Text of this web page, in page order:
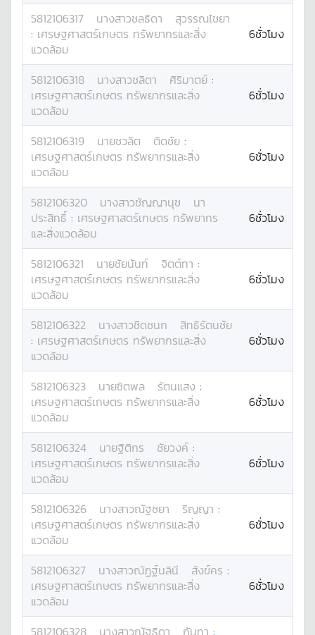
5812106317 นางสาวชลธิดา
สุวรรณไชยา
: เศรษฐศาสตร์เกษตร ทรัพยากรและสิ่ง
แวดล้อม
6ชั่วโมง
5812106318 นางสาวชลิตา ศิริมาตย์ :
เศรษฐศาสตร์เกษตร ทรัพยากรและสิ่ง
แวดล้อม
6ชั่วโมง
5812106319 นายชวลิต ติดชัย :
เศรษฐศาสตร์เกษตร ทรัพยากรและสิ่ง
แวดล้อม
6ชั่วโมง
5812106320 นางสาวชัญญานุช
นา
ประสิทธิ์ : เศรษฐศาสตร์เกษตร ทรัพยากร
และสิ่งแวดล้อม
6ชั่วโมง
5812106321 นายชัยนันท์ จิตต์ทา :
เศรษฐศาสตร์เกษตร ทรัพยากรและสิ่ง
แวดล้อม
6ชั่วโมง
5812106322 นางสาวชิดชนก
สิทธิรัตนชัย
: เศรษฐศาสตร์เกษตร ทรัพยากรและสิ่ง
แวดล้อม
6ชั่วโมง
5812106323 นายชิตพล รัตนแสง :
เศรษฐศาสตร์เกษตร ทรัพยากรและสิ่ง
แวดล้อม
6ชั่วโมง
5812106324 นายฐิติกร ชัยวงค์ :
เศรษฐศาสตร์เกษตร ทรัพยากรและสิ่ง
แวดล้อม
6ชั่วโมง
5812106326 นางสาวณัฐชยา ริญญา :
เศรษฐศาสตร์เกษตร ทรัพยากรและสิ่ง
แวดล้อม
6ชั่วโมง
5812106327 นางสาวณัฏฐ์นลินี สังข์คร :
เศรษฐศาสตร์เกษตร ทรัพยากรและสิ่ง
แวดล้อม
6ชั่วโมง
5812106328 นางสาวณัฐธิดา กันทา :